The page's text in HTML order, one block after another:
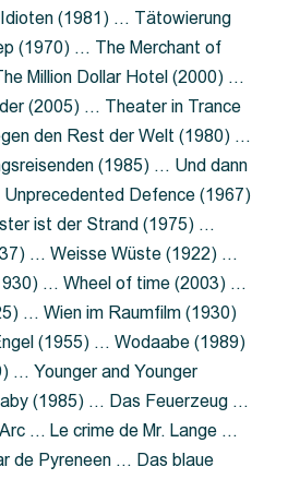
(1981) … Tätowierung
(1970) … The Merchant of
Million Dollar Hotel (2000) …
(2005) … Theater in Trance
den Rest der Welt (1980) …
(1985) … Und dann
Defence (1967)
ist der Strand (1975) …
… Weisse Wüste (1922) …
… Wheel of time (2003) …
… Wien im Raumfilm (1930)
(1955) … Wodaabe (1989)
… Younger and Younger
(1985) … Das Feuerzeug …
… Le crime de Mr. Lange …
de Pyreneen … Das blaue